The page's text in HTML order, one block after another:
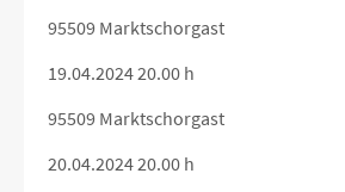
95509 Marktschorgast
19.04.2024 20.00 h
95509 Marktschorgast
20.04.2024 20.00 h